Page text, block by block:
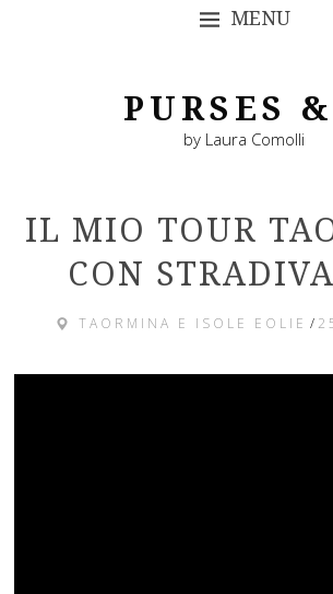
MENU
PURSES
by Laura Comolli
IL MIO TOUR
CON
TAORMINA E ISOLE EOLIE /